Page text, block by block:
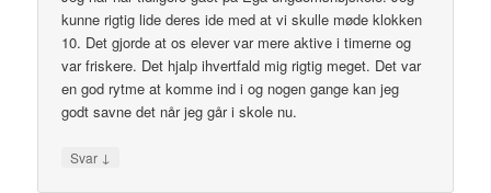
kunne rigtig lide deres ide med at vi skulle møde klokken
10. Det gjorde at os elever var mere aktive i timerne og
var friskere. Det hjalp ihvertfald mig rigtig meget. Det var
en god rytme at komme ind i og nogen gange kan jeg
godt savne det når jeg går i skole nu.
Svar ↓